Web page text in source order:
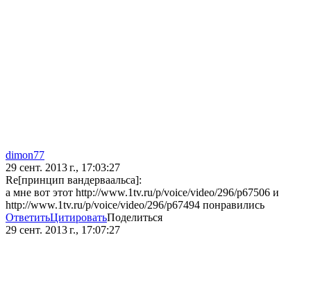
dimon77
29 сент. 2013 г., 17:03:27
Re[принцип вандерваальса]:
а мне вот этот http://www.1tv.ru/p/voice/video/296/p67506 и
http://www.1tv.ru/p/voice/video/296/p67494 понравились
ОтветитьЦитироватьПоделиться
29 сент. 2013 г., 17:07:27